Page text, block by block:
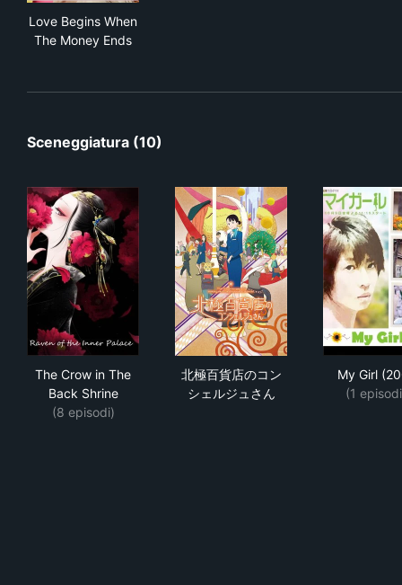
Love Begins When
The Money Ends
Sceneggiatura (10)
The Crow in The
Back Shrine
(8 episodi)
北極百貨店のコン
シェルジュさん
My Girl
(1